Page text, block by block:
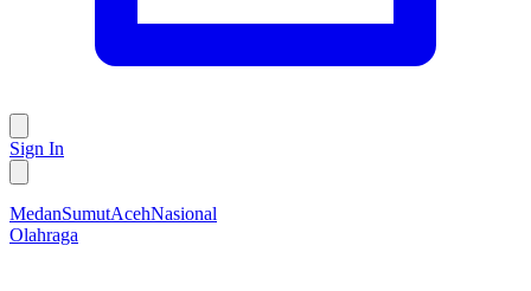
Sign In
MedanSumutAcehNasional
Olahraga